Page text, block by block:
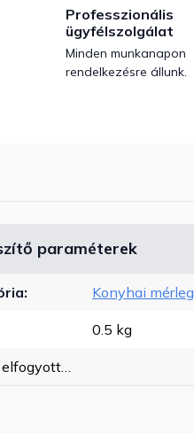
Professzionális
ügyfélszolgálat
Minden munkanapon
rendelkezésre állunk.
paraméterek
: Konyhai mérleg
0.5 kg